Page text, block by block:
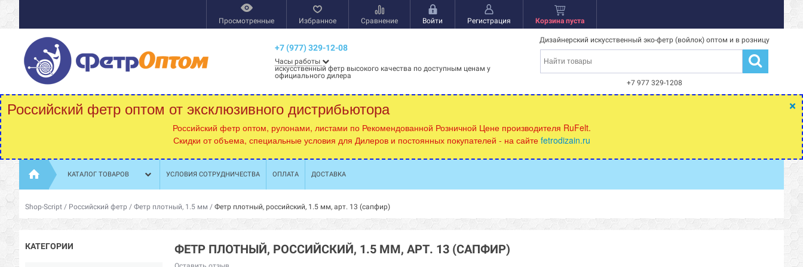
Просмотренные Избранное Сравнение Войти Регистрация Корзина пуста
+7 (977) 329-12-08
Часы работы
искусственный фетр высокого качества по доступным ценам у
официального дилера
Дизайнерский искусственный эко-фетр (войлок) оптом и в розницу
+7 977 329-1208
×
Российский фетр оптом от эксклюзивного дистрибьютора
Российский фетр оптом, рулонами, листами по Рекомендованной Розничной Цене производителя RuFelt.
Скидки от объема, специальные условия для Дилеров и постоянных покупателей - на сайте fetrodizain.ru
КАТАЛОГ ТОВАРОВ УСЛОВИЯ СОТРУДНИЧЕСТВА ОПЛАТА ДОСТАВКА
Shop-Script / Российский фетр / Фетр плотный, 1.5 мм / Фетр плотный, российский, 1.5 мм, арт. 13 (сапфир)
КАТЕГОРИИ ФЕТР ПЛОТНЫЙ, РОССИЙСКИЙ, 1.5 ММ, АРТ. 13 (САПФИР)